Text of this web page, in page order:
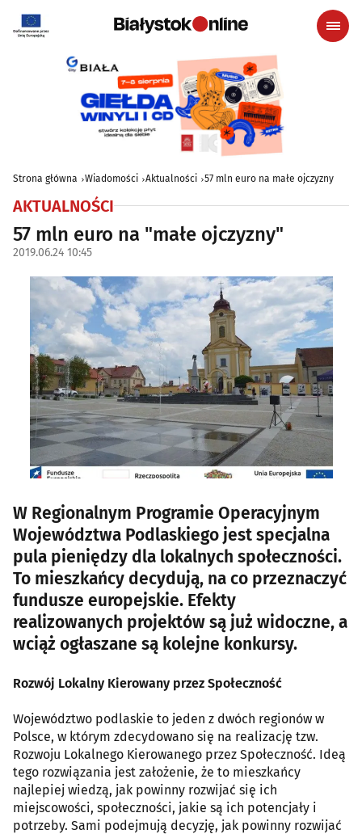
Strona główna Wiadomości Aktualności 57 mln euro na małe ojczyzny
AKTUALNOŚCI
57 mln euro na "małe ojczyzny"
2019.06.24 10:45
W Regionalnym Programie Operacyjnym
Województwa Podlaskiego jest specjalna
pula pieniędzy dla lokalnych społeczności.
To mieszkańcy decydują, na co przeznaczyć
fundusze europejskie. Efekty
realizowanych projektów są już widoczne, a
wciąż ogłaszane są kolejne konkursy.
Rozwój Lokalny Kierowany przez Społeczność
Województwo podlaskie to jeden z dwóch regionów w
Polsce, w którym zdecydowano się na realizację tzw.
Rozwoju Lokalnego Kierowanego przez Społeczność. Ideą
tego rozwiązania jest założenie, że to mieszkańcy
najlepiej wiedzą, jak powinny rozwijać się ich
miejscowości, społeczności, jakie są ich potencjały i
potrzeby. Sami podejmują decyzję, jak powinny rozwijać